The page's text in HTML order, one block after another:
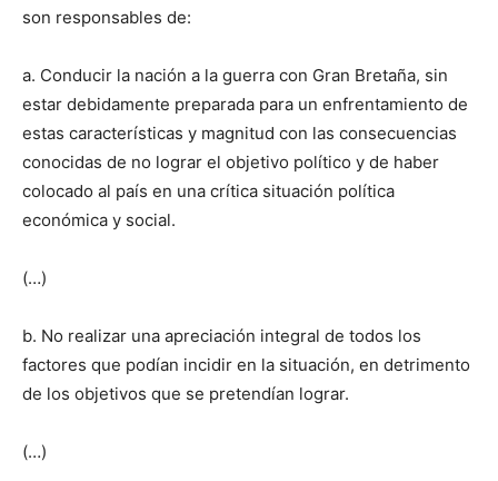
son responsables de:
a. Conducir la nación a la guerra con Gran Bretaña, sin
estar debidamente preparada para un enfrentamiento de
estas características y magnitud con las consecuencias
conocidas de no lograr el objetivo político y de haber
colocado al país en una crítica situación política
económica y social.
(…)
b. No realizar una apreciación integral de todos los
factores que podían incidir en la situación, en detrimento
de los objetivos que se pretendían lograr.
(…)